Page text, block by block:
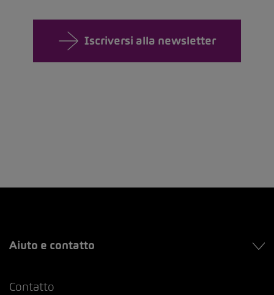
Iscriversi alla newsletter
Aiuto e contatto
Contatto